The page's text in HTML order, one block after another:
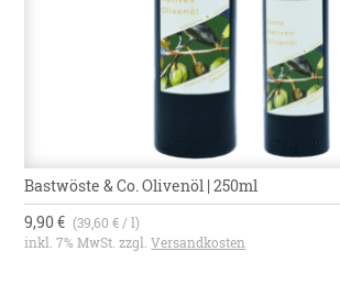
Bastwöste & Co. Olivenöl | 250ml
9,90 € (39,60 € / l)
inkl. 7% MwSt. zzgl.Versandkosten